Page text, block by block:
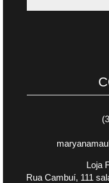
Loja
Rua Cambuí, 111